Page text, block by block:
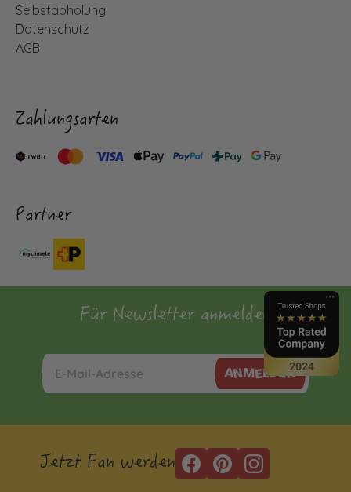
Selbstabholung
Datenschutz
AGB
Zahlungsarten
Partner
Für Newsletter anmelden
ANMELDEN
Jetzt Fan werden